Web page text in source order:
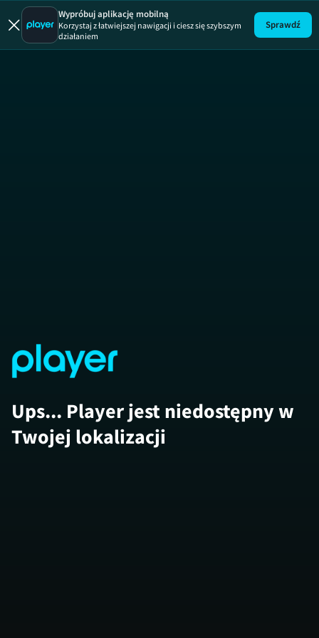
Ugotowani
Wypróbuj aplikację mobilną
Korzystaj z łatwiejszej nawigacji i ciesz się szybszym
działaniem
Sprawdź
Ups... Player jest niedostępny w
Twojej lokalizacji